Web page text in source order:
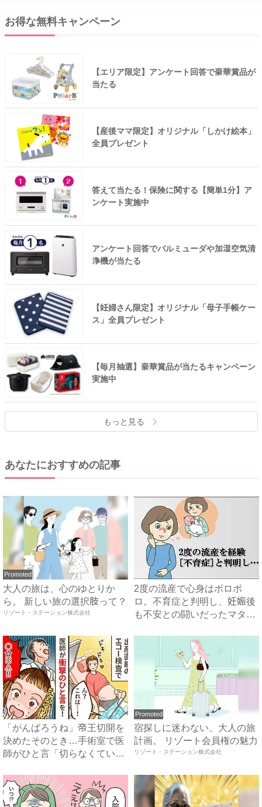
お得な無料キャンペーン
【エリア限定】アンケート回答で豪華賞品が
当たる
【産後ママ限定】オリジナル「しかけ絵本」
全員プレゼント
答えて当たる！保険に関する【簡単1分】ア
ンケート実施中
アンケート回答でバルミューダや加湿空気清
浄機が当たる
【妊婦さん限定】オリジナル「母子手帳ケー
ス」全員プレゼント
【毎月抽選】豪華賞品が当たるキャンペーン
実施中
もっと見る
あなたにおすすめの記事
Promoted
大人の旅は、心のゆとりか
ら。 新しい旅の選択肢って？
リゾート・ステーション株式会社
2度の流産で心身はボロボ
ロ。不育症と判明し、妊娠後
も不安との闘いだったマタニ
「がんばろうね」帝王切開を
決めたそのとき…手術室で医
師がひと言「切らなくてい
Promoted
宿探しに迷わない、大人の旅
計画。 リゾート会員権の魅力
リゾート・ステーション株式会社